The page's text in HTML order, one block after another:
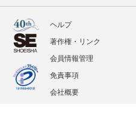
ヘルプ
著作権・リンク
会員情報管理
免責事項
会社概要